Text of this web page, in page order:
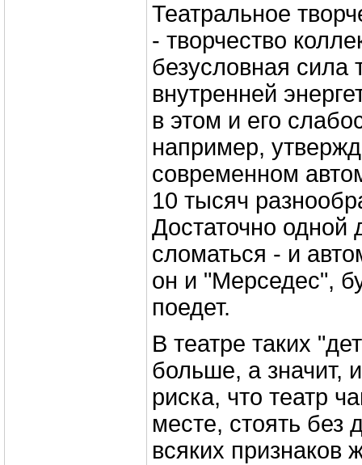
Театральное
- творчество
безусловная сила
внутренней
в этом и его
например,
современном
10 тысяч
Достаточно одной
сломаться - и
он и "Мерседес",
поедет.
В театре таких
больше, а значит,
риска, что театр
месте, стоять без
всяких признаков